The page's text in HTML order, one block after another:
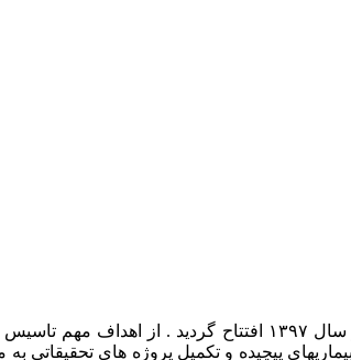
درمانگاه دامپزشکی دامپزشکان سبز در سال
پیچیده و تکمیل پروژه های